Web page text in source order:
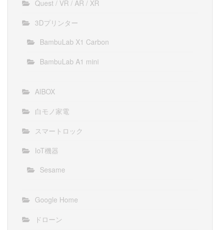
Quest / VR / AR / XR
3Dプリンター
BambuLab X1 Carbon
BambuLab A1 mini
AIBOX
白モノ家電
スマートロック
IoT機器
Sesame
Google Home
ドローン